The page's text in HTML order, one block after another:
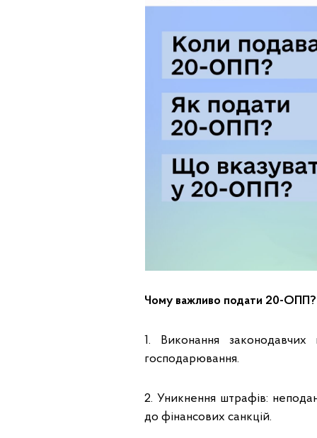
Чому важливо подати 20-
1. Виконання
господарювання.
2. Уникнення штрафів:
до фінансових санкцій.